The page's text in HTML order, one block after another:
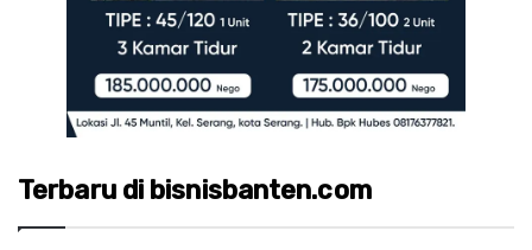
Terbaru di bisnisbanten.com